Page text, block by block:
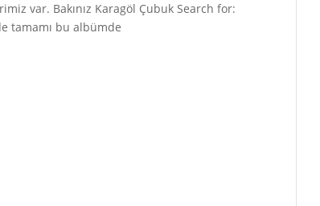
var. Bakınız Karagöl Çubuk Search for:
tamamı bu albümde